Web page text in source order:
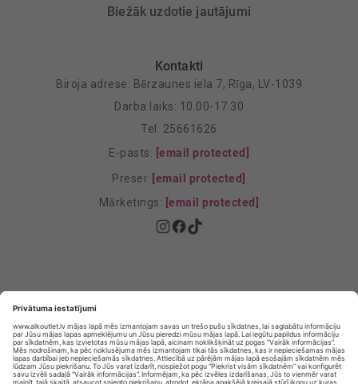
Biežāk uzdotie jautājumi
Kontakti
Biroja adrese: Bērzaunes iela 7, Rīga, LV-1039
Darba laiks: 10.00-17.30
Tel: 25661626
E-pasts: [email protected]
Presei: [email protected]
Mārketings: [email protected]
Privātuma Iestatījumi
E-veikala lietošanas noteikumi